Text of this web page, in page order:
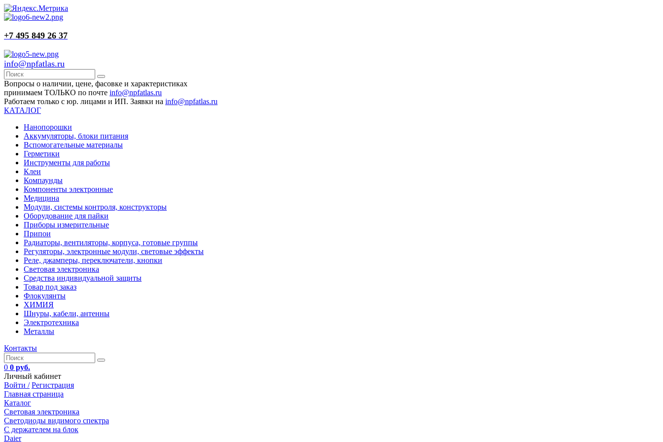
+7 495 849 26 37
info@npfatlas.ru
Вопросы о наличии, цене, фасовке и характеристиках
принимаем ТОЛЬКО по почте info@npfatlas.ru
Работаем только с юр. лицами и ИП. Заявки на info@npfatlas.ru
КАТАЛОГ
Нанопорошки
Аккумуляторы, блоки питания
Вспомогательные материалы
Герметики
Инструменты для работы
Клеи
Компаунды
Компоненты электронные
Медицина
Модули, системы контроля, конструкторы
Оборудование для пайки
Приборы измерительные
Припои
Радиаторы, вентиляторы, корпуса, готовые группы
Регуляторы, электронные модули, световые эффекты
Реле, джамперы, переключатели, кнопки
Световая электроника
Средства индивидуальной защиты
Товар под заказ
Флокулянты
ХИМИЯ
Шнуры, кабели, антенны
Электротехника
Металлы
Контакты
0 0 руб.
Личный кабинет
Войти / Регистрация
Главная страница
Каталог
Световая электроника
Светодиоды видимого спектра
C держателем на блок
Daier